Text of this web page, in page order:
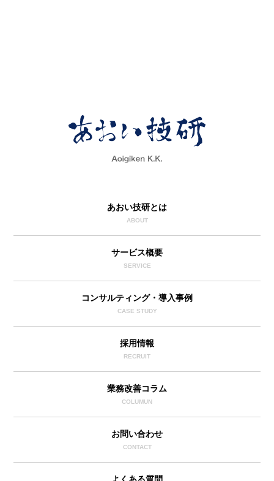
あおい技研とは
ABOUT
サービス概要
SERVICE
コンサルティング・導入事例
CASE STUDY
採用情報
RECRUIT
業務改善コラム
COLUMUN
お問い合わせ
CONTACT